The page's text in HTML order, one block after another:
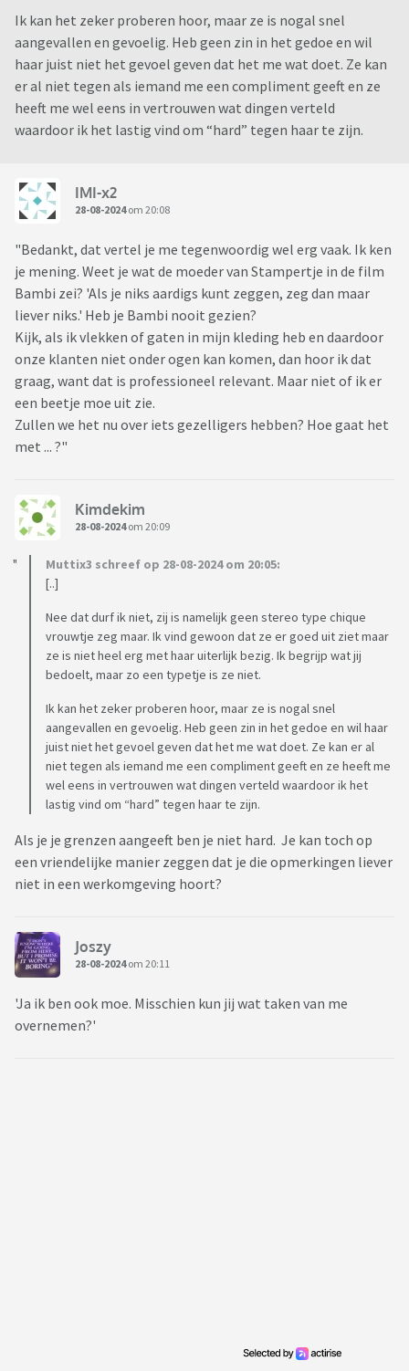
Ik kan het zeker proberen hoor, maar ze is nogal snel
aangevallen en gevoelig. Heb geen zin in het gedoe en wil
haar juist niet het gevoel geven dat het me wat doet. Ze kan
er al niet tegen als iemand me een compliment geeft en ze
heeft me wel eens in vertrouwen wat dingen verteld
waardoor ik het lastig vind om “hard” tegen haar te zijn.
IMI-x2
28-08-2024om 20:08
"Bedankt, dat vertel je me tegenwoordig wel erg vaak. Ik ken
je mening. Weet je wat de moeder van Stampertje in de film
Bambi zei? 'Als je niks aardigs kunt zeggen, zeg dan maar
liever niks.' Heb je Bambi nooit gezien?
Kijk, als ik vlekken of gaten in mijn kleding heb en daardoor
onze klanten niet onder ogen kan komen, dan hoor ik dat
graag, want dat is professioneel relevant. Maar niet of ik er
een beetje moe uit zie.
Zullen we het nu over iets gezelligers hebben? Hoe gaat het
met ... ?"
Kimdekim
28-08-2024om 20:09
Muttix3 schreef op 28-08-2024 om 20:05:
[..]
Nee dat durf ik niet, zij is namelijk geen stereo type chique
vrouwtje zeg maar. Ik vind gewoon dat ze er goed uit ziet maar
ze is niet heel erg met haar uiterlijk bezig. Ik begrijp wat jij
bedoelt, maar zo een typetje is ze niet.
Ik kan het zeker proberen hoor, maar ze is nogal snel
aangevallen en gevoelig. Heb geen zin in het gedoe en wil haar
juist niet het gevoel geven dat het me wat doet. Ze kan er al
niet tegen als iemand me een compliment geeft en ze heeft me
wel eens in vertrouwen wat dingen verteld waardoor ik het
lastig vind om “hard” tegen haar te zijn.
Als je je grenzen aangeeft ben je niet hard. Je kan toch op
een vriendelijke manier zeggen dat je die opmerkingen liever
niet in een werkomgeving hoort?
Joszy
28-08-2024om 20:11
'Ja ik ben ook moe. Misschien kun jij wat taken van me
overnemen?'